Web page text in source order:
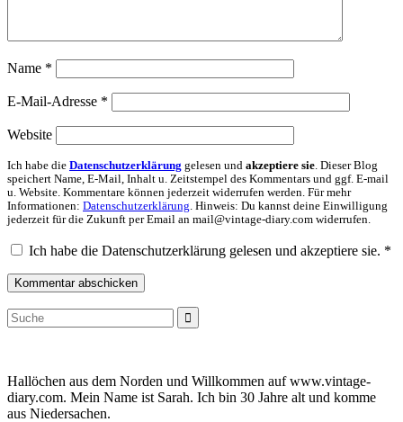
Name *
E-Mail-Adresse *
Website
Ich habe die Datenschutzerklärung gelesen und akzeptiere sie . Dieser Blog
speichert Name, E-Mail, Inhalt u. Zeitstempel des Kommentars und ggf. E-mail
u. Website. Kommentare können jederzeit widerrufen werden. Für mehr
Informationen: Datenschutzerklärung . Hinweis: Du kannst deine Einwilligung
jederzeit für die Zukunft per Email an mail@vintage-diary.com widerrufen.
Ich habe die Datenschutzerklärung gelesen und akzeptiere sie. *
Suche
nach:
Hallöchen aus dem Norden und Willkommen auf www.vintage-
diary.com. Mein Name ist Sarah. Ich bin 30 Jahre alt und komme
aus Niedersachen.